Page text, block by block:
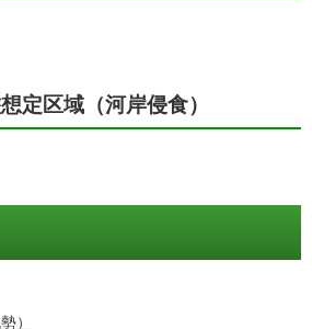
定区域（河岸侵食）
）